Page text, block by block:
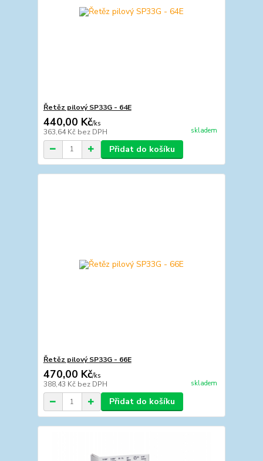
Řetěz pilový SP33G - 64E
440,00 Kč/ks
363,64 Kč bez DPH skladem
Přidat do košíku
Řetěz pilový SP33G - 66E
470,00 Kč/ks
388,43 Kč bez DPH skladem
Přidat do košíku